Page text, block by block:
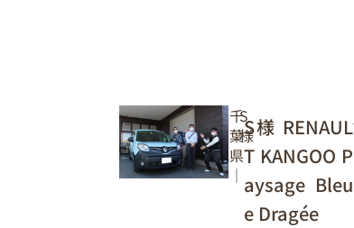
千
葉
県
｜
S
様
S様 RENAUL
T KANGOO P
aysage Bleu
e Dragée